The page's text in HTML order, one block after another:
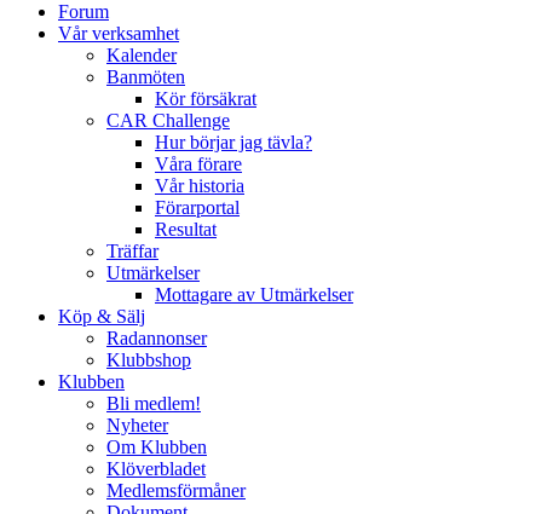
Forum
Vår verksamhet
Kalender
Banmöten
Kör försäkrat
CAR Challenge
Hur börjar jag tävla?
Våra förare
Vår historia
Förarportal
Resultat
Träffar
Utmärkelser
Mottagare av Utmärkelser
Köp & Sälj
Radannonser
Klubbshop
Klubben
Bli medlem!
Nyheter
Om Klubben
Klöverbladet
Medlemsförmåner